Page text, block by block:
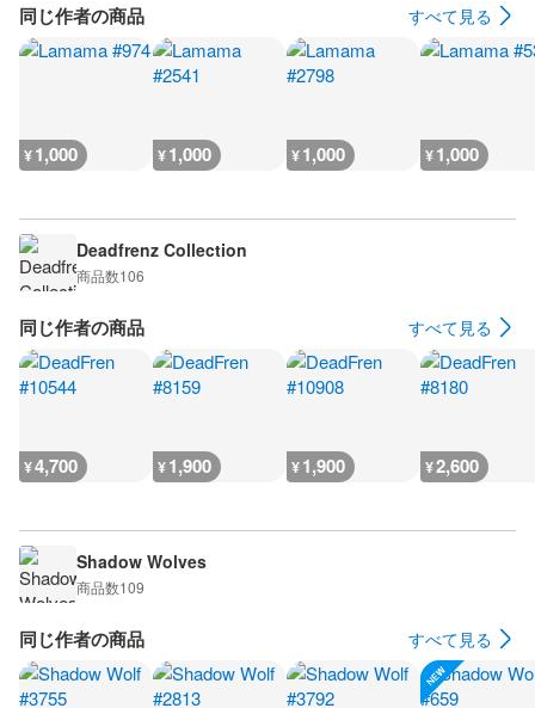
同じ作者の商品 すべて見る
¥1,000 ¥1,000 ¥1,000 ¥1,000
Deadfrenz Collection
商品数106
同じ作者の商品 すべて見る
¥4,700 ¥1,900 ¥1,900 ¥2,600
Shadow Wolves
商品数109
同じ作者の商品 すべて見る